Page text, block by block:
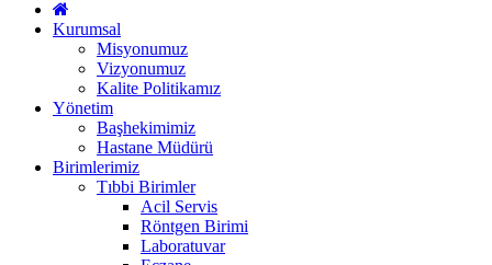
Kurumsal
Misyonumuz
Vizyonumuz
Kalite Politikamız
Yönetim
Başhekimimiz
Hastane Müdürü
Birimlerimiz
Tıbbi Birimler
Acil Servis
Röntgen Birimi
Laboratuvar